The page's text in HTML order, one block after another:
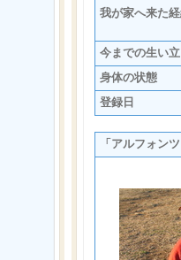
我が家へ来た
今までの生い
身体の状態
登録日
「アルフォン